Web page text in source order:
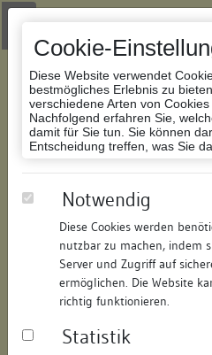
Cookie-
Diese Website verwendet
bestmögliches Erlebnis zu
verschiedene Arten von Cookies
Nachfolgend erfahren Sie,
damit für Sie tun. Sie können
Entscheidung treffen, was Sie
Notwendig
Diese Cookies werden
nutzbar zu machen, indem
Server und Zugriff auf
ermöglichen. Die Website
richtig funktionieren.
Statistik
Zur Navigation springen
Zum Inhalt der Website springen
Datenbank
abgegangenes
200819774711/ Datum:
Datenbestand:
Bauforschung